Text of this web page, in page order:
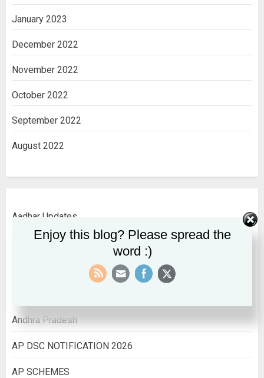
January 2023
December 2022
November 2022
October 2022
September 2022
August 2022
Aadhar Updates
AADHAR UPDATES
ALL INDIA INFORMATION
Andhra Pradesh
AP DSC NOTIFICATION 2026
AP SCHEMES
Enjoy this blog? Please spread the
word :)